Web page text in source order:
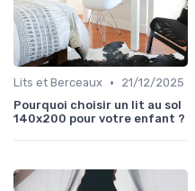
Lits et Berceaux •
21/12/2025
Pourquoi choisir un lit au sol
140x200 pour votre enfant ?